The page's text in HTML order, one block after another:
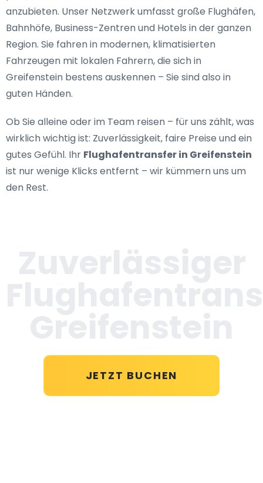
anzubieten. Unser Netzwerk umfasst große Flughäfen,
Bahnhöfe, Business-Zentren und Hotels in der ganzen
Region. Sie fahren in modernen, klimatisierten
Fahrzeugen mit lokalen Fahrern, die sich in
Greifenstein bestens auskennen – Sie sind also in
guten Händen.
Ob Sie alleine oder im Team reisen – für uns zählt, was
wirklich wichtig ist: Zuverlässigkeit, faire Preise und ein
gutes Gefühl. Ihr Flughafentransfer in Greifenstein
ist nur wenige Klicks entfernt – wir kümmern uns um
den Rest.
JETZT BUCHEN